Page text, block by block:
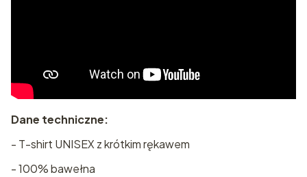
Dane techniczne:
- T-shirt UNISEX z krótkim rękawem
- 100% bawełna